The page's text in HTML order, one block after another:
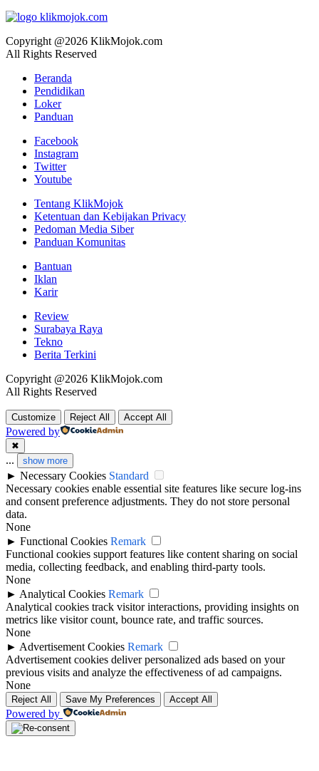
Copyright @2026 KlikMojok.com
All Rights Reserved
Beranda
Pendidikan
Loker
Panduan
Facebook
Instagram
Twitter
Youtube
Tentang KlikMojok
Ketentuan dan Kebijakan Privacy
Pedoman Media Siber
Panduan Komunitas
Bantuan
Iklan
Karir
Review
Surabaya Raya
Tekno
Berita Terkini
Copyright @2026 KlikMojok.com
All Rights Reserved
Customize Reject All Accept All
Powered by
✖
... show more
► Necessary Cookies Standard
Necessary cookies enable essential site features like secure log-ins
and consent preference adjustments. They do not store personal
data.
None
► Functional Cookies Remark
Functional cookies support features like content sharing on social
media, collecting feedback, and enabling third-party tools.
None
► Analytical Cookies Remark
Analytical cookies track visitor interactions, providing insights on
metrics like visitor count, bounce rate, and traffic sources.
None
► Advertisement Cookies Remark
Advertisement cookies deliver personalized ads based on your
previous visits and analyze the effectiveness of ad campaigns.
None
Reject All Save My Preferences Accept All
Powered by